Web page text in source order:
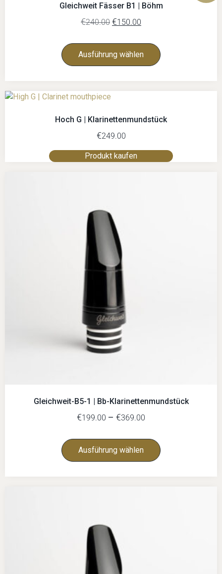
Gleichweit Fässer B1 | Böhm
€240.00 €150.00
Ausführung wählen
Hoch G | Klarinettenmundstück
€249.00
Produkt kaufen
Gleichweit-B5-1 | Bb-Klarinettenmundstück
€199.00 – €369.00
Ausführung wählen